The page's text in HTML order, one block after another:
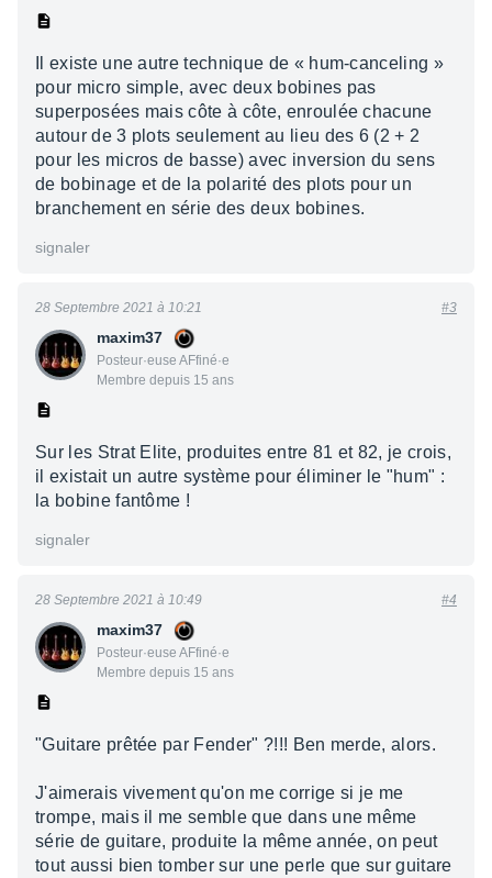
Il existe une autre technique de « hum-canceling »
pour micro simple, avec deux bobines pas
superposées mais côte à côte, enroulée chacune
autour de 3 plots seulement au lieu des 6 (2 + 2
pour les micros de basse) avec inversion du sens
de bobinage et de la polarité des plots pour un
branchement en série des deux bobines.
signaler
maxim37
Posteur·euse AFfiné·e
Membre depuis 15 ans
28 Septembre 2021 à 10:21 #3
Sur les Strat Elite, produites entre 81 et 82, je crois,
il existait un autre système pour éliminer le "hum" :
la bobine fantôme !
signaler
maxim37
Posteur·euse AFfiné·e
Membre depuis 15 ans
28 Septembre 2021 à 10:49 #4
"Guitare prêtée par Fender" ?!!! Ben merde, alors.
J'aimerais vivement qu'on me corrige si je me
trompe, mais il me semble que dans une même
série de guitare, produite la même année, on peut
tout aussi bien tomber sur une perle que sur guitare